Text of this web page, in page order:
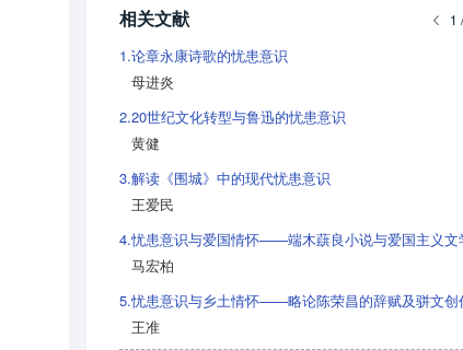
相关文献 1
1.论章永康诗歌的忧患意识
母进炎
2.20世纪文化转型与鲁迅的忧患意识
黄健
3.解读《围城》中的现代忧患意识
王爱民
4.
马宏柏
5.忧患意识与乡土情怀——略论陈荣昌的辞赋及骈文创
王准